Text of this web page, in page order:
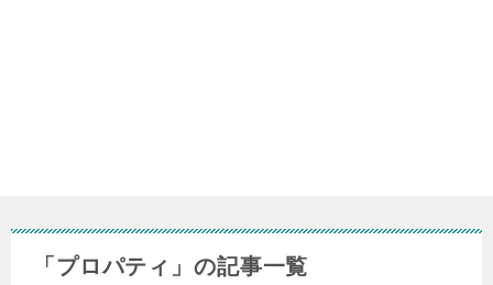
「プロパティ」の記事一覧